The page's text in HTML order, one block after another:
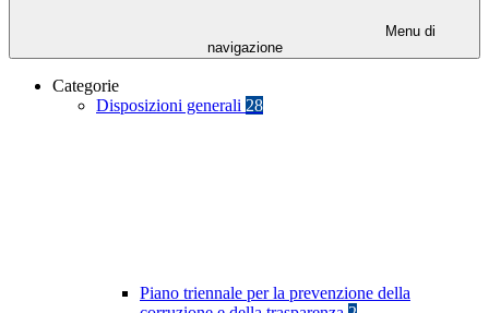
Menu di
navigazione
Categorie
Disposizioni generali 28
Piano triennale per la prevenzione della